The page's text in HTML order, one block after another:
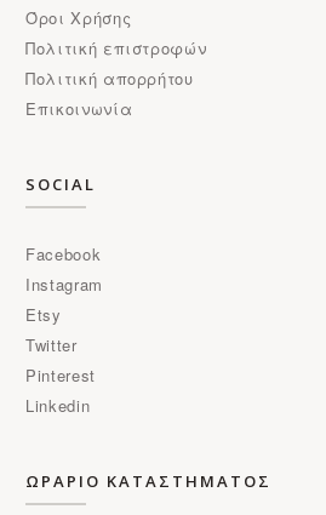
Όροι Χρήσης
Πολιτική επιστροφών
Πολιτική απορρήτου
Επικοινωνία
SOCIAL
Facebook
Instagram
Etsy
Twitter
Pinterest
Linkedin
ΩΡΑΡΙΟ ΚΑΤΑΣΤΗΜΑΤΟΣ